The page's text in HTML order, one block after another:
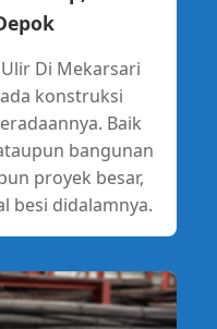
Di Mekarsari
konstruksi
Baik
bangunan
proyek besar,
besi didalamnya.